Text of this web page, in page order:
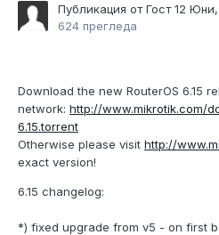
Публикация от Гост12 Юни,
624 прегледа
Download the new RouterOS 6.15
network: http://www.mikrotik.com/
6.15.torrent
Otherwise please visit http://
exact version!
6.15 changelog:
*) fixed upgrade from v5 - on first